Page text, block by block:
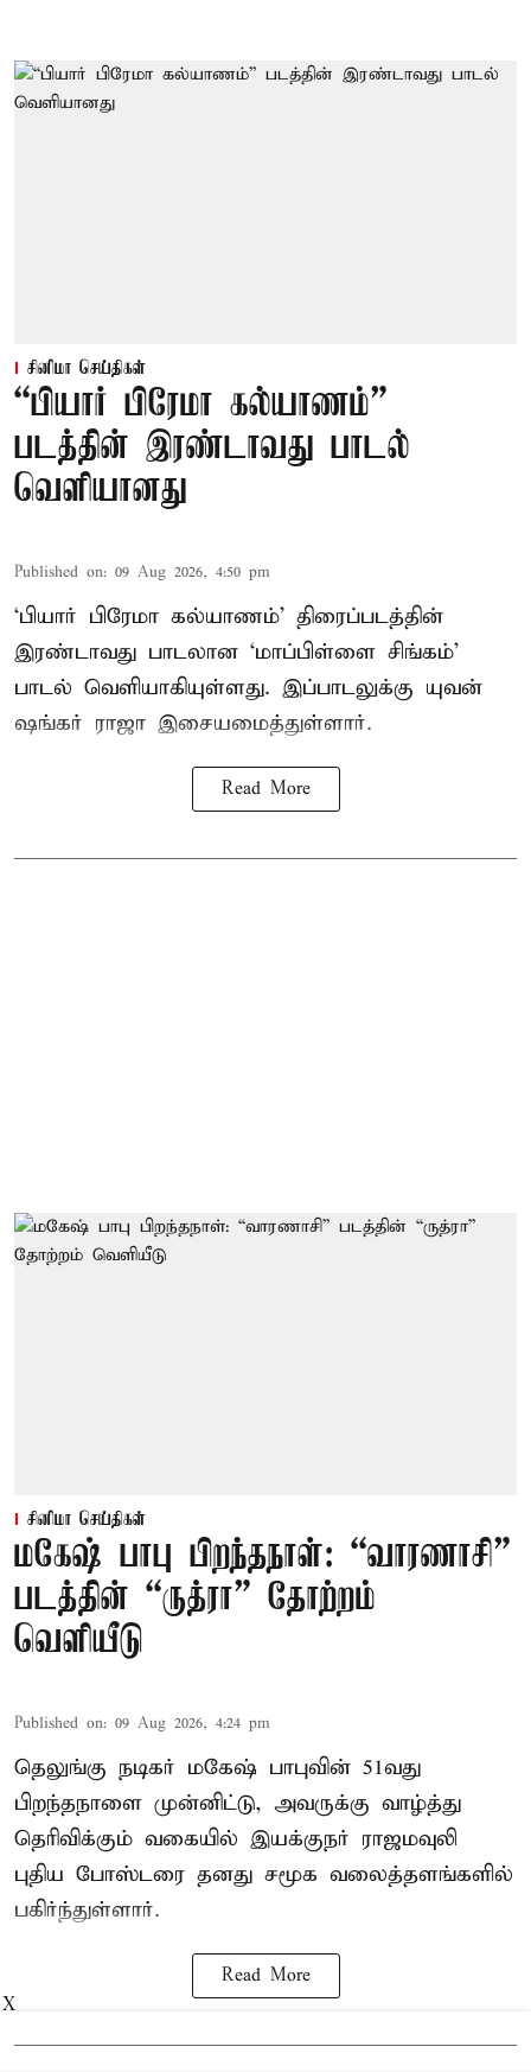
சினிமா செய்திகள்
“பியார் பிரேமா கல்யாணம்”
படத்தின் இரண்டாவது பாடல்
வெளியானது
Published on: 09 Aug 2026, 4:50 pm
‘பியார் பிரேமா கல்யாணம்’ திரைப்படத்தின்
இரண்டாவது பாடலான ‘மாப்பிள்ளை சிங்கம்’
பாடல் வெளியாகியுள்ளது. இப்பாடலுக்கு யுவன்
ஷங்கர் ராஜா இசையமைத்துள்ளார்.
Read More
சினிமா செய்திகள்
மகேஷ் பாபு பிறந்தநாள்: “வாரணாசி”
படத்தின் “ருத்ரா” தோற்றம்
வெளியீடு
Published on: 09 Aug 2026, 4:24 pm
தெலுங்கு நடிகர் மகேஷ் பாபுவின் 51வது
பிறந்தநாளை முன்னிட்டு, அவருக்கு வாழ்த்து
தெரிவிக்கும் வகையில் இயக்குநர் ராஜமவுலி
புதிய போஸ்டரை தனது சமூக வலைத்தளங்களில்
பகிர்ந்துள்ளார்.
Read More
X